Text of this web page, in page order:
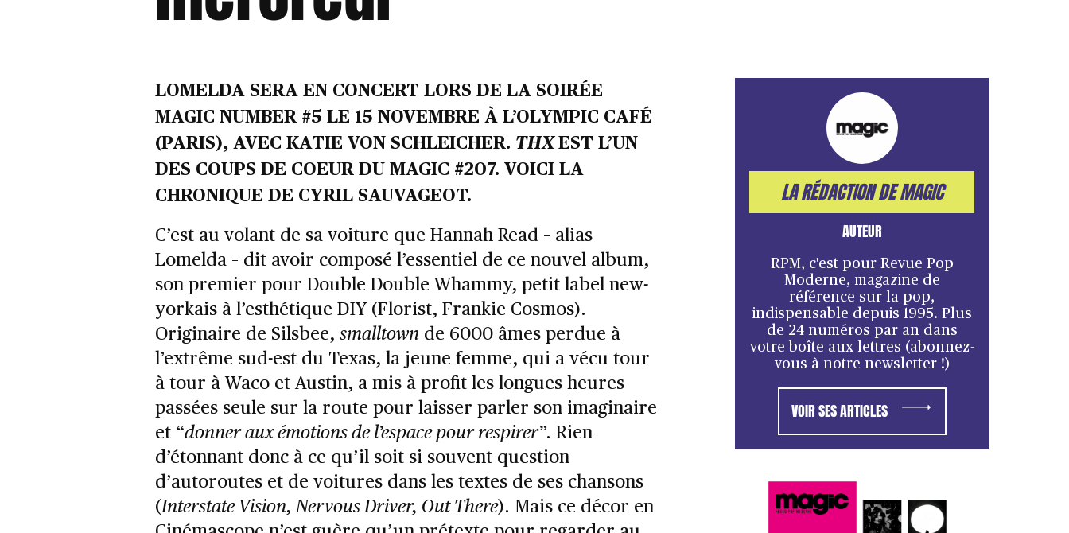
LOMELDA SERA EN CONCERT LORS DE LA SOIRÉE
MAGIC NUMBER #5 LE 15 NOVEMBRE À L’OLYMPIC CAFÉ
(PARIS), AVEC KATIE VON SCHLEICHER. THX EST L’UN
DES COUPS DE COEUR DU MAGIC #207. VOICI LA
CHRONIQUE DE CYRIL SAUVAGEOT.
C’est au volant de sa voiture que Hannah Read – alias
Lomelda – dit avoir composé l’essentiel de ce nouvel album,
son premier pour Double Double Whammy, petit label new-
yorkais à l’esthétique DIY (Florist, Frankie Cosmos).
Originaire de Silsbee, smalltownde 6000 âmes perdue à
l’extrême sud-est du Texas, la jeune femme, qui a vécu tour
à tour à Waco et Austin, a mis à profit les longues heures
passées seule sur la route pour laisser parler son imaginaire
et “donner aux émotions de l’espace pour respirer”. Rien
d’étonnant donc à ce qu’il soit si souvent question
d’autoroutes et de voitures dans les textes de ses chansons
(Interstate Vision, Nervous Driver, Out There). Mais ce décor en
LA RÉDACTION DE MAGIC
AUTEUR
RPM, c'est pour Revue Pop
Moderne, magazine de
référence sur la pop,
indispensable depuis 1995. Plus
de 24 numéros par an dans
votre boîte aux lettres (abonnez-
vous à notre newsletter !)
VOIR SES ARTICLES